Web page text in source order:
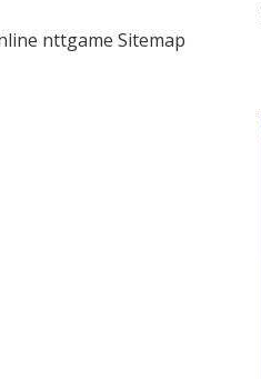
nttgame Sitemap